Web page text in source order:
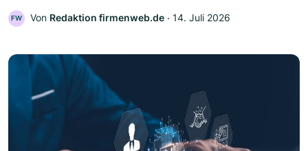
FW Von Redaktion firmenweb.de ‧ 14. Juli 2026